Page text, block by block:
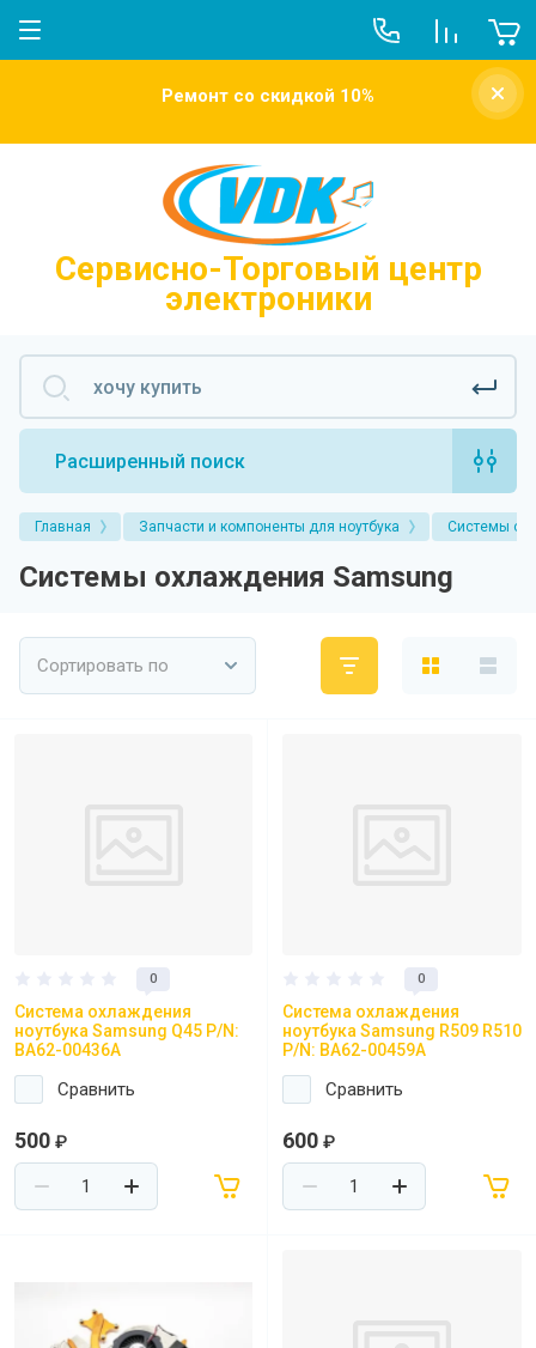
О компании
Новости
Напишите нам
Ремонт со скидкой 10%
Сервисно-Торговый центр
электроники
Расширенный поиск
Главная Запчасти и компоненты для ноутбука Системы
Системы охлаждения Samsung
Сортировать по
0
Система охлаждения
ноутбука Samsung Q45 P/N:
BA62-00436A
Сравнить
500 ₽
0
Система охлаждения
ноутбука Samsung R509 R510
P/N: BA62-00459A
Сравнить
600 ₽